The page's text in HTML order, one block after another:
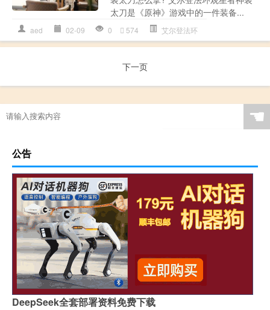
太刀是《原神》游戏中的一件装备...
aed 02-09 0 574 艾尔登法环
下一页
☚
公告
DeepSeek全套部署资料免费下载